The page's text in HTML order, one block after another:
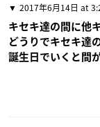
2017年6月14日 at
キセキ達の間に他
どうりでキセキ達
誕生日でいくと間